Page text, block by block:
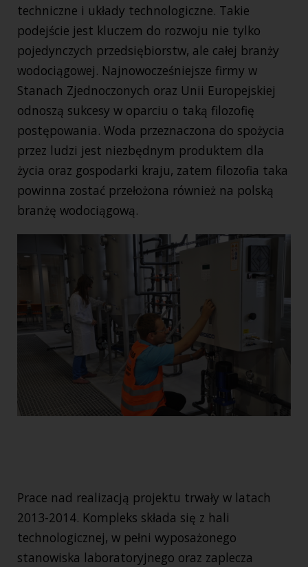
techniczne i układy technologiczne. Takie
podejście jest kluczem do rozwoju nie tylko
pojedynczych przedsiębiorstw, ale całej branży
wodociągowej. Najnowocześniejsze firmy w
Stanach Zjednoczonych oraz Unii Europejskiej
odnoszą sukcesy w oparciu o taką filozofię
postępowania. Woda przeznaczona do spożycia
przez ludzi jest niezbędnym produktem dla
życia oraz gospodarki kraju, zatem filozofia taka
powinna zostać przełożona również na polską
branżę wodociągową.
Prace nad realizacją projektu trwały w latach
2013-2014. Kompleks składa się z hali
technologicznej, w pełni wyposażonego
stanowiska laboratoryjnego oraz zaplecza